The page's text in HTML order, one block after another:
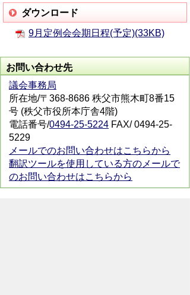
ダウンロード
9月定例会会期日程(予定)(33KB)
お問い合わせ先
議会事務局
所在地/〒368-8686 秩父市熊木町8番15
号 (秩父市役所本庁舎4階)
電話番号/0494-25-5224 FAX/ 0494-25-
5229
メールでのお問い合わせはこちらから
翻訳ツールを使用している方のメールで
のお問い合わせはこちらから